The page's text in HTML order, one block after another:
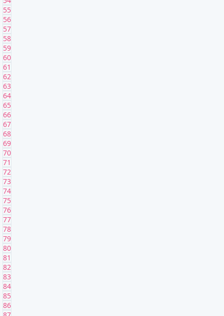
55
56
57
58
59
60
61
62
63
64
65
66
67
68
69
70
71
72
73
74
75
76
77
78
79
80
81
82
83
84
85
86